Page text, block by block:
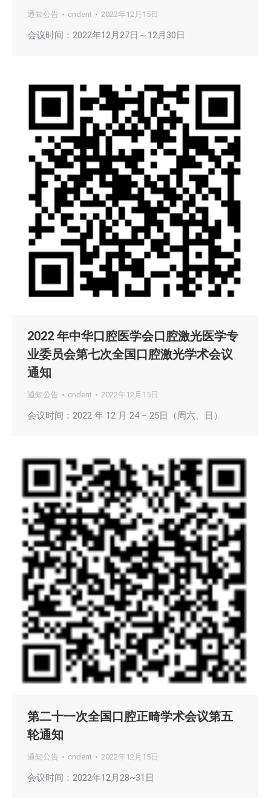
通知公告 cndent 2022年12月15日
会议时间：2022年12月27日～12月30日
2022 年中华口腔医学会口腔激光医学专
业委员会第七次全国口腔激光学术会议
通知
通知公告 cndent 2022年12月15日
会议时间：2022 年 12 月 24 – 25日（周六、日）
第二十一次全国口腔正畸学术会议第五
轮通知
通知公告 cndent 2022年12月15日
会议时间：2022年12月28~31日